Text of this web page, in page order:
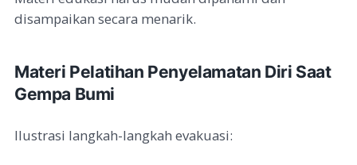
disampaikan secara menarik.
Materi Pelatihan Penyelamatan Diri Saat
Gempa Bumi
Ilustrasi langkah-langkah evakuasi: